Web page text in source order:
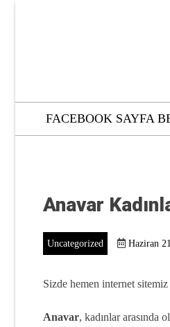
FACEBOOK SAYFA
Anavar
Uncategorized Haziran
Sizde hemen internet
Anavar, kadınlar arasında